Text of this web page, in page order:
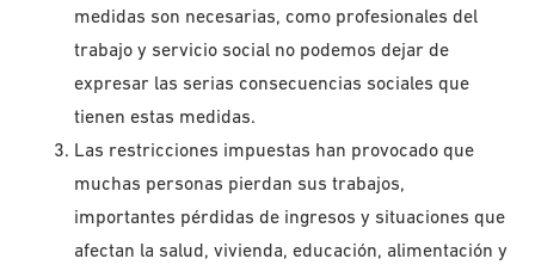
medidas son necesarias, como profesionales del
trabajo y servicio social no podemos dejar de
expresar las serias consecuencias sociales que
tienen estas medidas.
Las restricciones impuestas han provocado que
muchas personas pierdan sus trabajos,
importantes pérdidas de ingresos y situaciones que
afectan la salud, vivienda, educación, alimentación y